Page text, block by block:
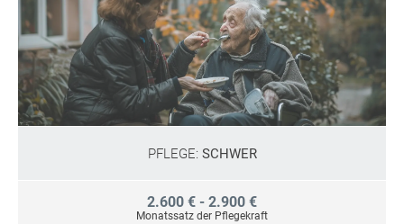
PFLEGE: SCHWER
2.600 € - 2.900 €
Monatssatz der Pflegekraft